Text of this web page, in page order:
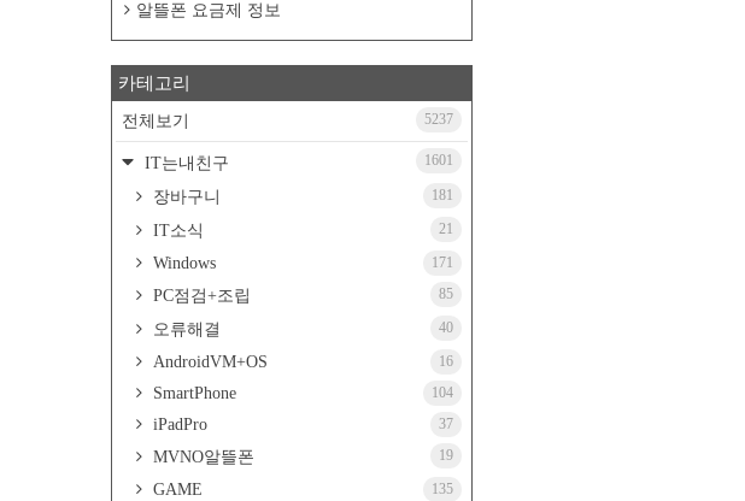
알뜰폰 요금제 정보
카테고리
전체보기 5237
IT는내친구 1601
장바구니 181
IT소식 21
Windows 171
PC점검+조립 85
오류해결 40
AndroidVM+OS 16
SmartPhone 104
iPadPro 37
MVNO알뜰폰 19
GAME 135